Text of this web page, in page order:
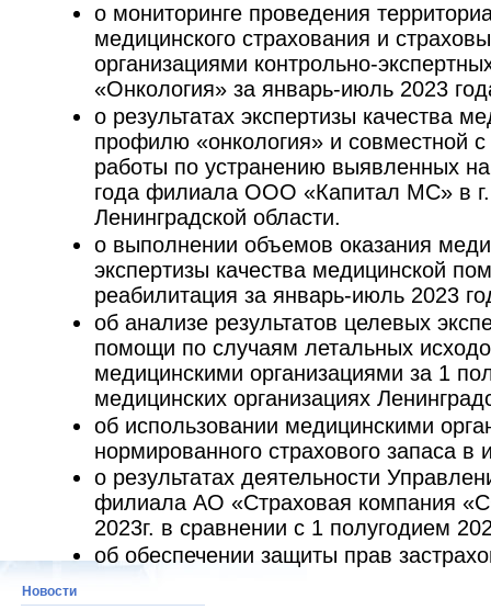
о мониторинге проведения
медицинского страхования и
организациями контрольно-
«Онкология» за январь-июль 2023
о результатах экспертизы качества
профилю «онкология» и совместной
работы по устранению выявленных
года филиала ООО «Капитал МС» в г.
Ленинградской области.
о выполнении объемов оказания
экспертизы качества медицинской
реабилитация за январь-июль 2023
об анализе результатов целевых
помощи по случаям летальных
медицинскими организациями за 1
медицинских организациях
об использовании медицинскими
нормированного страхового запаса в
о результатах деятельности
филиала АО «Страховая компания
2023г. в сравнении с 1 полугодием
об обеспечении защиты прав
Новости